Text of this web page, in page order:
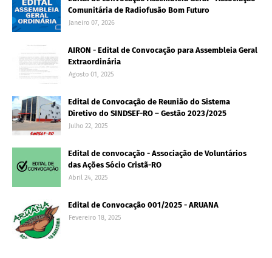
Comunitária de Radiofusão Bom Futuro
Janeiro 07, 2026
AIRON - Edital de Convocação para Assembleia Geral
Extraordinária
Agosto 01, 2025
Edital de Convocação de Reunião do Sistema
Diretivo do SINDSEF-RO – Gestão 2023/2025
Julho 22, 2025
Edital de convocação - Associação de Voluntários
das Ações Sócio Cristã-RO
Abril 24, 2025
Edital de Convocação 001/2025 - ARUANA
Fevereiro 18, 2025